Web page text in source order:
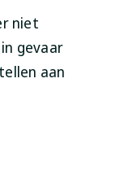
niet
gevaar
aan